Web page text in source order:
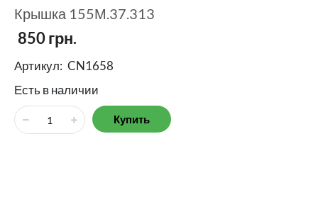
Крышка 155М.37.313
850грн.
Артикул: CN1658
Есть в наличии
Купить